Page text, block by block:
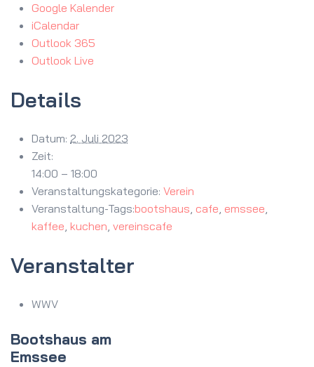
Google Kalender
iCalendar
Outlook 365
Outlook Live
Details
Datum: 2. Juli 2023
Zeit:
14:00 – 18:00
Veranstaltungskategorie: Verein
Veranstaltung-Tags:bootshaus, cafe, emssee,
kaffee, kuchen, vereinscafe
Veranstalter
WWV
Bootshaus am
Emssee